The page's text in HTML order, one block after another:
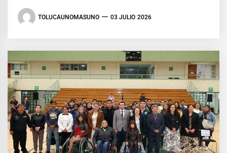
TOLUCAUNOMASUNO 03 JULIO 2026